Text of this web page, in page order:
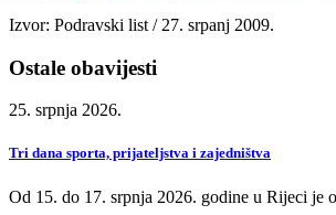
Izvor: Podravski list / 27. srpanj 2009.
Ostale obavijesti
25. srpnja 2026.
Tri dana sporta, prijateljstva i zajedništva
Od 15. do 17. srpnja 2026. godine u Rijeci